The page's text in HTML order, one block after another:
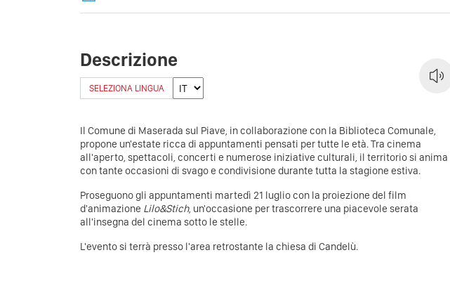
Descrizione
SELEZIONA LINGUA
Il Comune di Maserada sul Piave, in collaborazione con la Biblioteca Comunale,
propone un'estate ricca di appuntamenti pensati per tutte le età. Tra cinema
all'aperto, spettacoli, concerti e numerose iniziative culturali, il territorio si anima
con tante occasioni di svago e condivisione durante tutta la stagione estiva.
Proseguono gli appuntamenti martedì 21 luglio con la proiezione del film
d'animazione Lilo&Stich, un'occasione per trascorrere una piacevole serata
all'insegna del cinema sotto le stelle.
L'evento si terrà presso l'area retrostante la chiesa di Candelù.